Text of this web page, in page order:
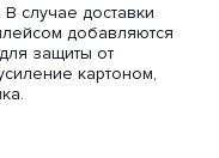
случае доставки
добавляются
защиты от
картоном,